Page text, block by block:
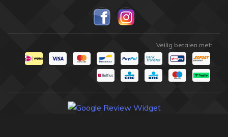
Veilig betalen met: